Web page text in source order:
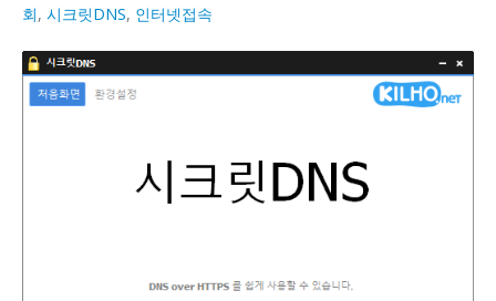
회, 시크릿DNS, 인터넷접속